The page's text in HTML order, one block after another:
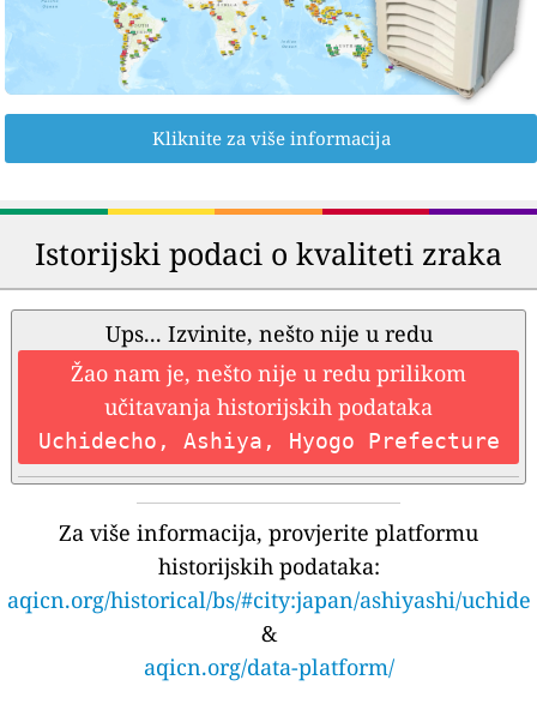
Kliknite za više informacija
Istorijski podaci o kvaliteti zraka
Ups... Izvinite, nešto nije u redu
Žao nam je, nešto nije u redu prilikom
učitavanja historijskih podataka
Uchidecho, Ashiya, Hyogo Prefecture
Za više informacija, provjerite platformu
historijskih podataka:
aqicn.org/historical/bs/#city:japan/ashiyashi/uchide
&
aqicn.org/data-platform/